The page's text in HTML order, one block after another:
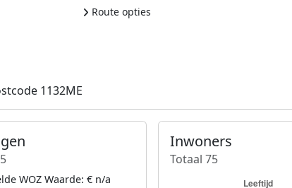
Route opties
1132ME
WOZ Waarde: € n/a
Inwoners
Totaal 75